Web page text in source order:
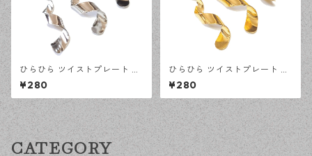
ひらひら ツイストプレート シ
ルバー 4ピース ひねり カン付
きチャーム ハンドメイド資材
【en工房】
¥280
ひらひら ツイストプレート ゴ
ールド 4ピース ひねり カン付
きチャーム ハンドメイド資材
【en工房】
¥280
CATEGORY